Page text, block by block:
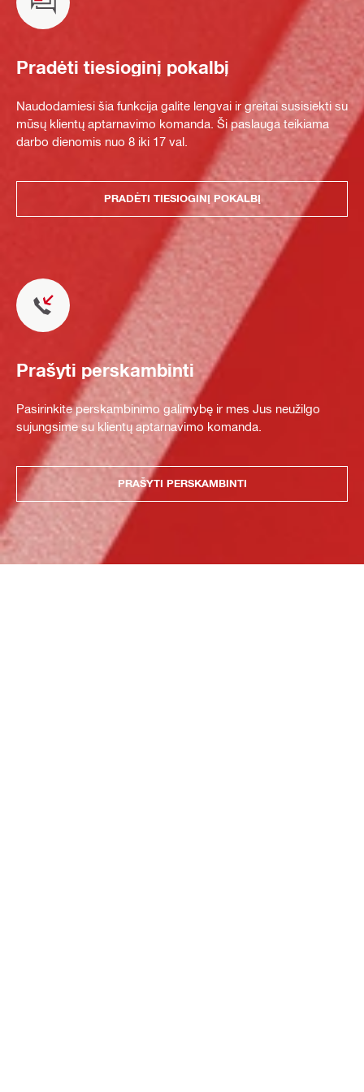
Pradėti tiesioginį pokalbį
Naudodamiesi šia funkcija galite lengvai ir greitai susisiekti su
mūsų klientų aptarnavimo komanda. Ši paslauga teikiama
darbo dienomis nuo 8 iki 17 val.
PRADĖTI TIESIOGINĮ POKALBĮ
Prašyti perskambinti
Pasirinkite perskambinimo galimybę ir mes Jus neužilgo
sujungsime su klientų aptarnavimo komanda.
PRAŠYTI PERSKAMBINTI